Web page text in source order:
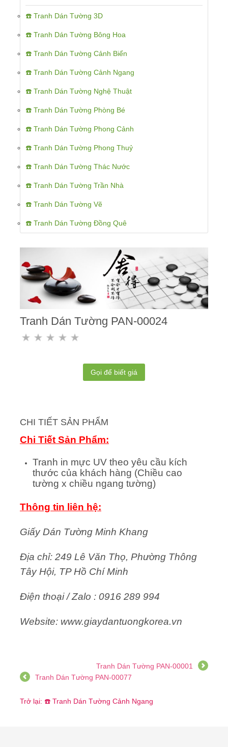
☎️ Tranh Dán Tường 3D
☎️ Tranh Dán Tường Bông Hoa
☎️ Tranh Dán Tường Cảnh Biển
☎️ Tranh Dán Tường Cảnh Ngang
☎️ Tranh Dán Tường Nghệ Thuật
☎️ Tranh Dán Tường Phòng Bé
☎️ Tranh Dán Tường Phong Cảnh
☎️ Tranh Dán Tường Phong Thuỷ
☎️ Tranh Dán Tường Thác Nước
☎️ Tranh Dán Tường Trần Nhà
☎️ Tranh Dán Tường Vẽ
☎️ Tranh Dán Tường Đồng Quê
Tranh Dán Tường PAN-00024
Gọi để biết giá
CHI TIẾT SẢN PHẨM
Chi Tiết Sản Phẩm:
Tranh in mực UV theo yêu cầu kích
thước của khách hàng (Chiều cao
tường x chiều ngang tường)
Thông tin liên hệ:
Giấy Dán Tường Minh Khang
Địa chỉ: 249 Lê Văn Thọ, Phường Thông
Tây Hội, TP Hồ Chí Minh
Điện thoại / Zalo : 0916 289 994
Website: www.giaydantuongkorea.vn
Tranh Dán Tường PAN-00001
Tranh Dán Tường PAN-00077
Trở lại: ☎️ Tranh Dán Tường Cảnh Ngang